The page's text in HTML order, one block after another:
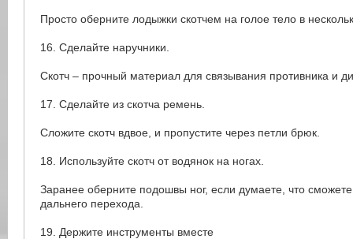
Просто оберните лодыжки скотчем на голое тело в
16. Сделайте наручники.
Скотч – прочный материал для связывания противника и
17. Сделайте из скотча ремень.
Сложите скотч вдвое, и пропустите через петли брюк.
18. Используйте скотч от водянок на ногах.
Заранее оберните подошвы ног, если думаете, что
дальнего перехода.
19. Держите инструменты вместе